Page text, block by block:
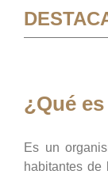
¿Qué
Es un
habitantes